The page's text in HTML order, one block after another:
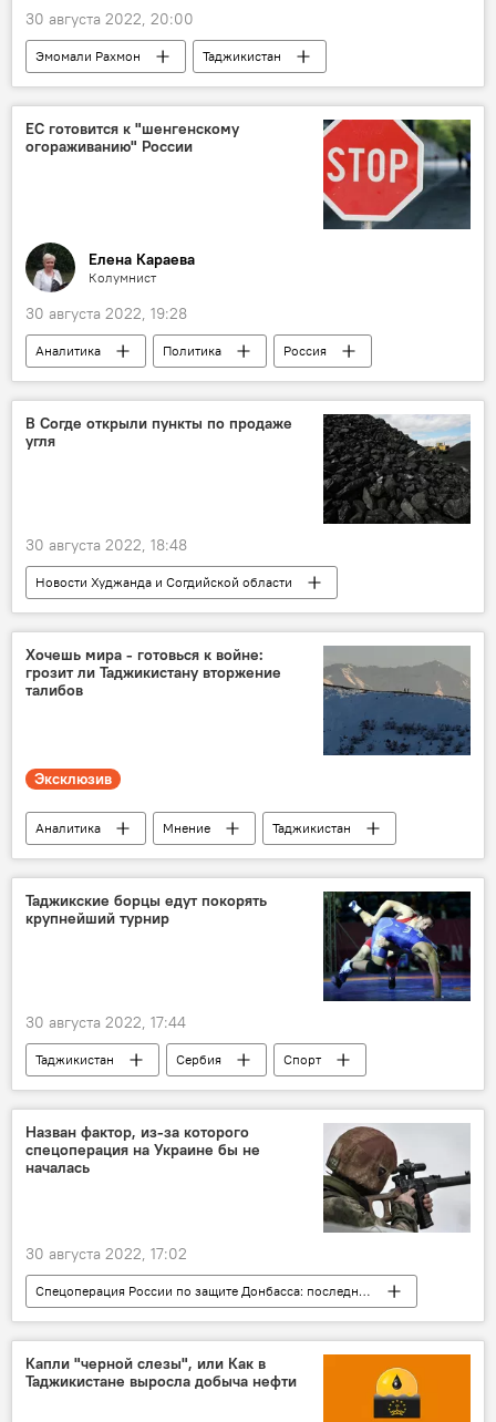
30 августа 2022, 20:00
Эмомали Рахмон
Таджикистан
социальная защита
ЕС готовится к "шенгенскому
огораживанию" России
Елена Караева
Колумнист
30 августа 2022, 19:28
Аналитика Политика
Россия
виза
Колумнисты Мир
В Согде открыли пункты по продаже
угля
30 августа 2022, 18:48
Новости Худжанда и Согдийской области
уголь
Промышленность
Хочешь мира - готовься к войне:
грозит ли Таджикистану вторжение
талибов
Эксклюзив
Аналитика Мнение
Таджикистан
Мир
Россия
Центральная Азия
Таджикские борцы едут покорять
крупнейший турнир
30 августа 2022, 17:44
Таджикистан Сербия
Спорт
Таджикистан: свежие новости спорта
Назван фактор, из-за которого
спецоперация на Украине бы не
началась
30 августа 2022, 17:02
Спецоперация России по защите Донбасса: последние новости
Россия
Армия и вооружение
Политика
Украина
Капли "черной слезы", или Как в
Таджикистане выросла добыча нефти